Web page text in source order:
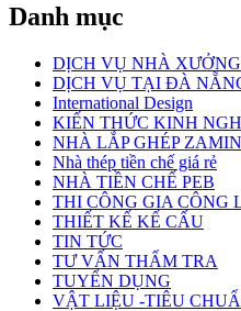
Danh mục
DỊCH VỤ NHÀ XƯỞNG
DỊCH VỤ TẠI ĐÀ
International Design
KIẾN THỨC KINH
NHÀ LẮP GHÉP ZAMIN
Nhà thép tiền chế giá rẻ
NHÀ TIỀN CHẾ PEB
THI CÔNG GIA CÔNG
THIẾT KẾ KẾ CẤU
TIN TỨC
TƯ VẤN THẨM TRA
TUYỂN DỤNG
VẬT LIỆU -TIÊU